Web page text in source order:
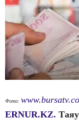
Фото:
ERNUR.KZ.